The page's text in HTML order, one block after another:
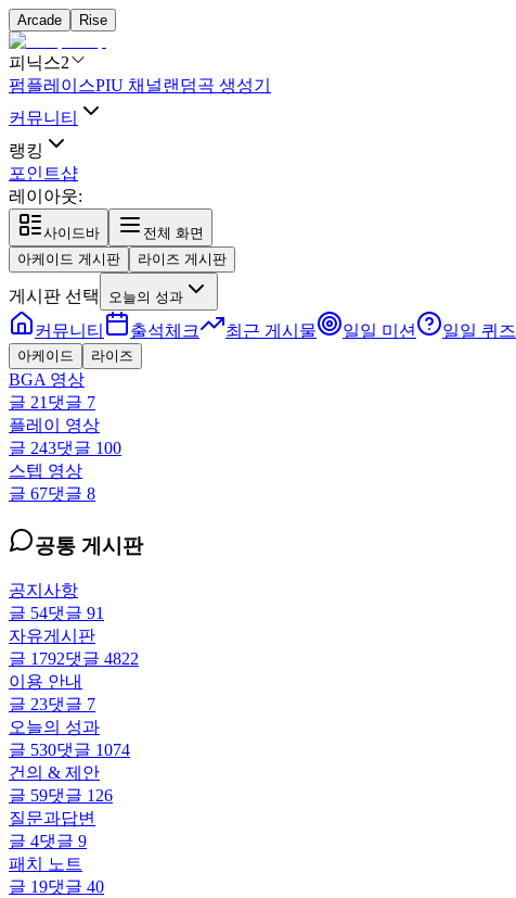
Arcade Rise
피닉스2
펌플레이스PIU 채널랜덤곡 생성기
커뮤니티
랭킹
포인트샵
레이아웃:
사이드바
전체 화면
아케이드 게시판
라이즈 게시판
게시판 선택 오늘의 성과
커뮤니티 출석체크 최근 게시물 일일 미션 일일 퀴즈
아케이드 라이즈
BGA 영상
글 21 댓글 7
플레이 영상
글 243댓글 100
스텝 영상
글 67댓글 8
공통 게시판
공지사항
글 54댓글 91
자유게시판
글 1792댓글 4822
이용 안내
글 23댓글 7
오늘의 성과
글 530댓글 1074
건의 & 제안
글 59댓글 126
질문과답변
글 4댓글 9
패치 노트
글 19댓글 40